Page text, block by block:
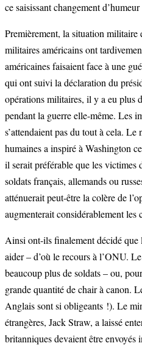
ce saisissant changement
Premièrement, la situation militaire
militaires américains ont
américaines faisaient face à une
qui ont suivi la déclaration du
opérations militaires, il y a eu plus
pendant la guerre elle-même. Les
s’attendaient pas du tout à cela. Le
humaines a inspiré à Washington
il serait préférable que les victimes
soldats français, allemands ou
atténuerait peut-être la colère de
augmenterait considérablement les
Ainsi ont-ils finalement décidé
aider – d’où le recours à l’ONU.
beaucoup plus de soldats – ou,
grande quantité de chair à canon.
Anglais sont si obligeants !). Le
étrangères, Jack Straw, a laissé
britanniques devaient être envoyés